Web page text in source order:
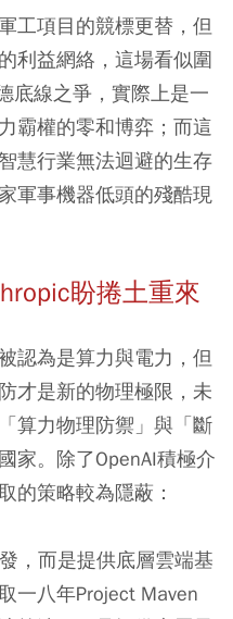
工項目的競標更替，但
利益網絡，這場看似圍
底線之爭，實際上是一
霸權的零和博弈；而這
慧行業無法迴避的生存
軍事機器低頭的殘酷現
盼捲土重來
認為是算力與電力，但
才是新的物理極限，未
算力物理防禦」與「斷
家。除了OpenAI積極介
的策略較為隱蔽：
，而是提供底層雲端基
一八年Project Maven